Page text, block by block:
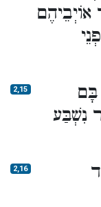
אוֹיְבֵיהֶם
2,15
בָּם
נִשְׁבַּע
2,16